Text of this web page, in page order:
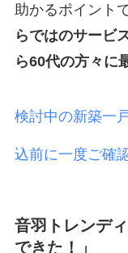
助かるポイント
らではのサービ
ら60代の方々に
検討中の新築一
込前に一度ご確
音羽トレンデ
できた！」